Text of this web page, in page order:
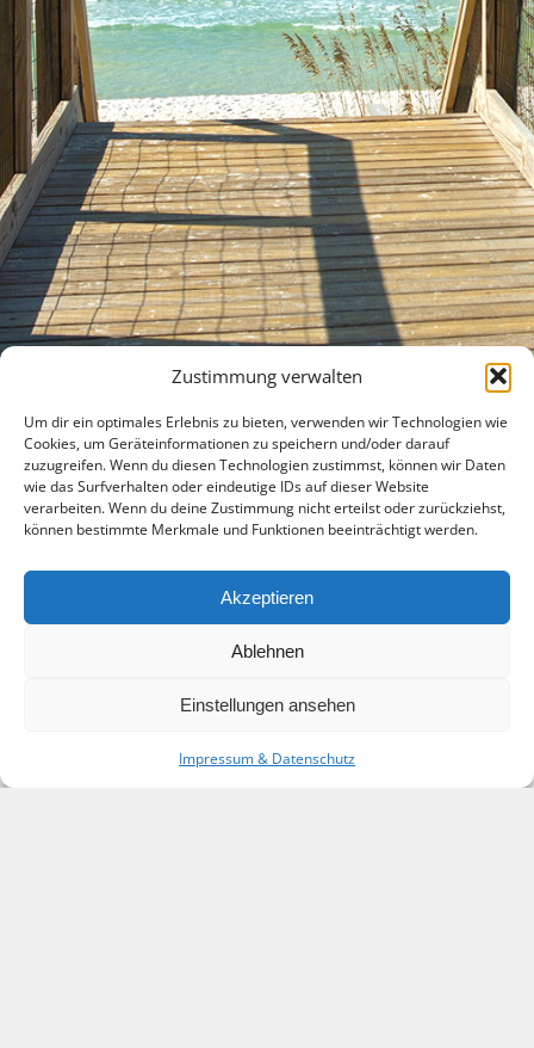
Zustimmung verwalten
Um dir ein optimales Erlebnis zu bieten, verwenden wir Technologien wie
Cookies, um Geräteinformationen zu speichern und/oder darauf
zuzugreifen. Wenn du diesen Technologien zustimmst, können wir Daten
wie das Surfverhalten oder eindeutige IDs auf dieser Website
verarbeiten. Wenn du deine Zustimmung nicht erteilst oder zurückziehst,
können bestimmte Merkmale und Funktionen beeinträchtigt werden.
Akzeptieren
Ablehnen
Einstellungen ansehen
Impressum & Datenschutz
nightlife@2x